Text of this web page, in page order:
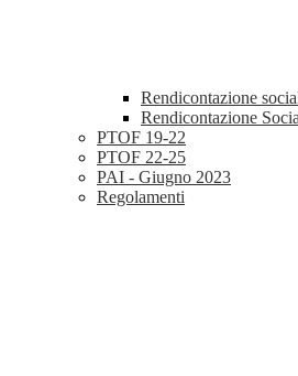
Rendicontazione
Rendicontazione
PTOF 19-22
PTOF 22-25
PAI - Giugno 2023
Regolamenti